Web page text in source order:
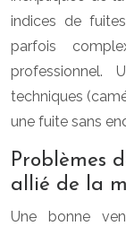
indices de
parfois
professionnel.
techniques
une fuite sans
Problèmes
allié de la
Une bonne